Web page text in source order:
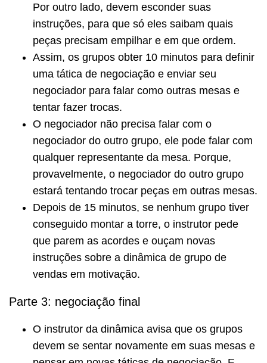
Por outro lado, devem esconder suas
instruções, para que só eles saibam quais
peças precisam empilhar e em que ordem.
Assim, os grupos obter 10 minutos para definir
uma tática de negociação e enviar seu
negociador para falar como outras mesas e
tentar fazer trocas.
O negociador não precisa falar com o
negociador do outro grupo, ele pode falar com
qualquer representante da mesa. Porque,
provavelmente, o negociador do outro grupo
estará tentando trocar peças em outras mesas.
Depois de 15 minutos, se nenhum grupo tiver
conseguido montar a torre, o instrutor pede
que parem as acordes e ouçam novas
instruções sobre a dinâmica de grupo de
vendas em motivação.
Parte 3: negociação final
O instrutor da dinâmica avisa que os grupos
devem se sentar novamente em suas mesas e